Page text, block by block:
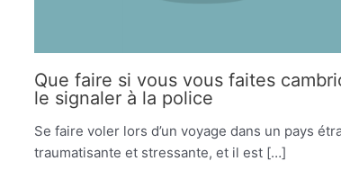
Que faire si vous vous faites
le signaler à la police
Se faire voler lors d’un voyage dans un pays
traumatisante et stressante, et il est […]